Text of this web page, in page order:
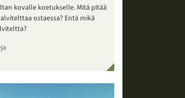
kovalle koetukselle. Mitä pitää
ostaessa? Entä mikä